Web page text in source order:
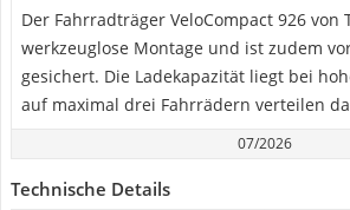
Der Fahrradträger VeloCompact 926 von
werkzeuglose Montage und ist zudem
gesichert. Die Ladekapazität liegt bei
auf maximal drei Fahrrädern verteilen
07/2026
Technische Details